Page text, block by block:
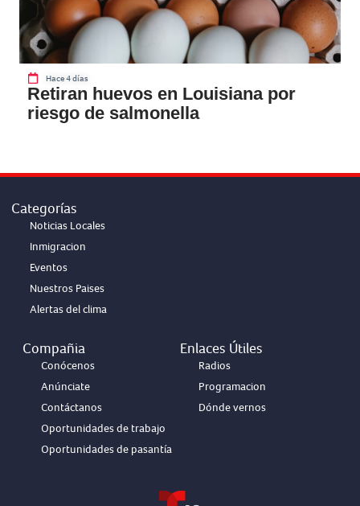
Hace 4 días
Retiran huevos en Louisiana por
riesgo de salmonella
Categorías
Noticias Locales
Inmigracion
Eventos
Nuestros Paises
Alertas del clima
Compañia
Conócenos
Anúnciate
Contáctanos
Oportunidades de trabajo
Oportunidades de pasantía
Enlaces Útiles
Radios
Programacion
Dónde vernos